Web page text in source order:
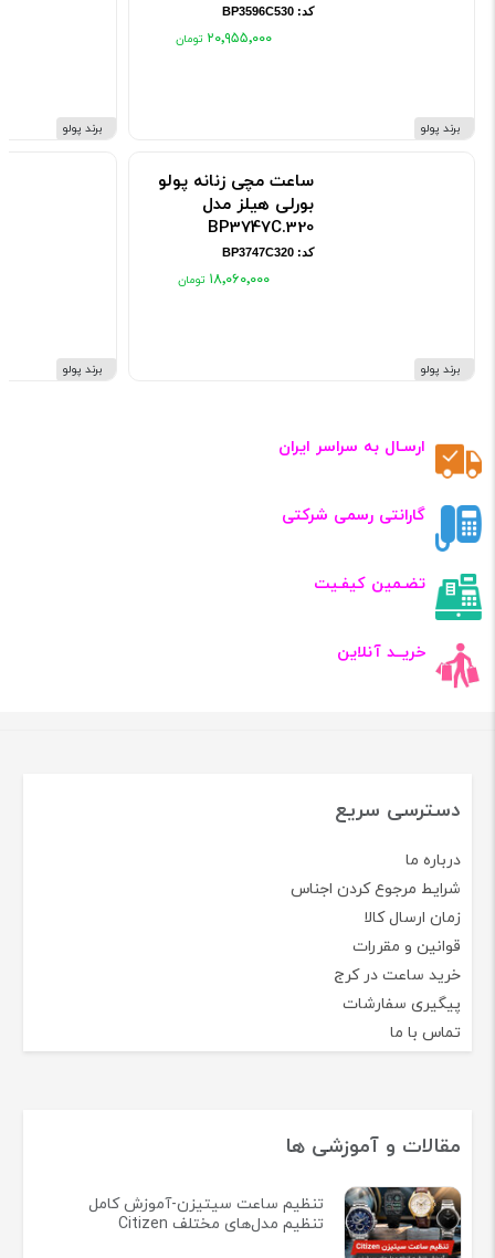
برند پولو
کد: BP3596C530
۲۰٬۹۵۵٬۰۰۰
برند پولو
ساعت مچی زنانه پولو
بورلی هیلز مدل
BP3747C.320
کد: BP3747C320
۱۸٬۰۶۰٬۰۰۰
برند پولو
برند پولو
ارسـال به سراسر ایران
گارانتی رسمی شرکتی
تضـمین کیفـیت
خریــد آنلاین
دسترسی سریع
درباره ما
شرایط مرجوع کردن اجناس
زمان ارسال کالا
قوانین و مقررات
خرید ساعت در کرج
پیگیری سفارشات
تماس با ما
مقالات و آموزشی ها
تنظیم ساعت سیتیزن-آموزش کامل
تنظیم مدل‌های مختلف Citizen